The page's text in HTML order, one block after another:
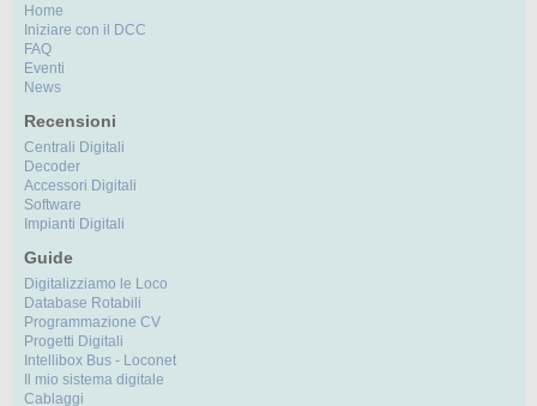
Home
Iniziare con il DCC
FAQ
Eventi
News
Recensioni
Centrali Digitali
Decoder
Accessori Digitali
Software
Impianti Digitali
Guide
Digitalizziamo le Loco
Database Rotabili
Programmazione CV
Progetti Digitali
Intellibox Bus - Loconet
Il mio sistema digitale
Cablaggi